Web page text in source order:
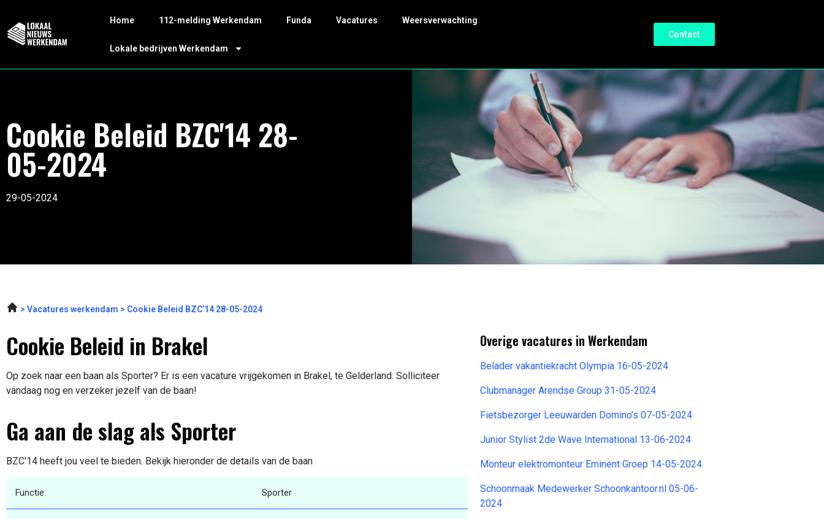
Home 112-melding Werkendam Funda Vacatures Weersverwachting
Lokale bedrijven Werkendam
Contact
Cookie Beleid BZC'14 28-
05-2024
29-05-2024
Vacatures werkendam Cookie Beleid BZC’14 28-05-2024
Cookie Beleid in Brakel
Op zoek naar een baan als Sporter? Er is een vacature vrijgekomen in Brakel, te Gelderland. Solliciteer
vandaag nog en verzeker jezelf van de baan!
Ga aan de slag als Sporter
BZC'14 heeft jou veel te bieden. Bekijk hieronder de details van de baan
Functie: Sporter
Overige vacatures in Werkendam
Belader vakantiekracht Olympia 16-05-2024
Clubmanager Arendse Group 31-05-2024
Fietsbezorger Leeuwarden Domino’s 07-05-2024
Junior Stylist 2de Wave International 13-06-2024
Monteur elektromonteur Eminent Groep 14-05-2024
Schoonmaak Medewerker Schoonkantoor.nl 05-06-
2024